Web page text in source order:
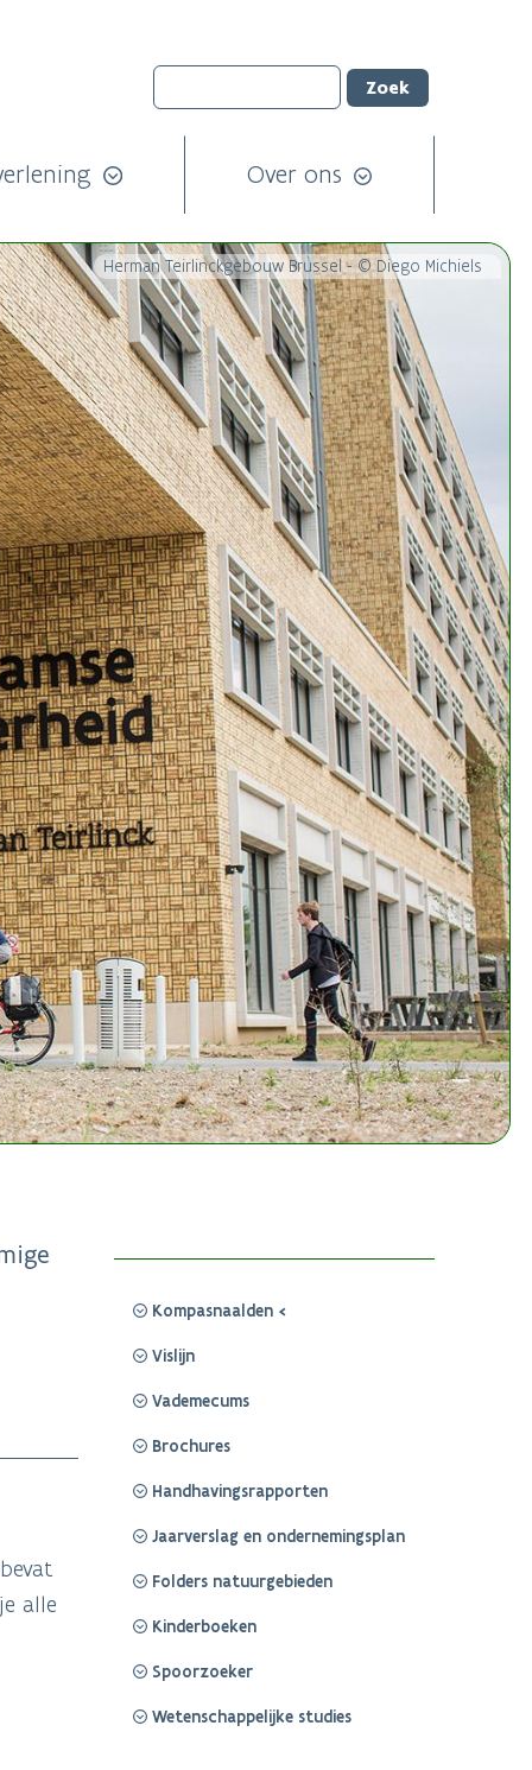
Over ons
Herman Teirlinckgebouw Brussel - © Diego Michiels
alle
Kompasnaalden
Vislijn
Vademecums
Brochures
Handhavingsrapporten
Jaarverslag en ondernemingsplan
Folders natuurgebieden
Kinderboeken
Spoorzoeker
Wetenschappelijke studies